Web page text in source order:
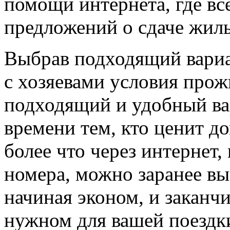
предложений о сдаче
Выбрав подходящий
с хозяевами условия
подходящий и удобный
времени тем, кто ценит
более что через
номера, можно заранее
начиная эконом, и
нужном для вашей